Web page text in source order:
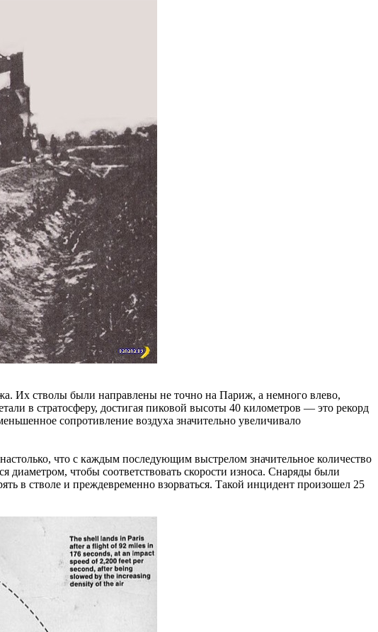
Их стволы были направлены не точно на Париж, а немного влево,
в стратосферу, достигая пиковой высоты 40 километров — это рекорд
сопротивление воздуха значительно увеличивало
что с каждым последующим выстрелом значительное количество
диаметром, чтобы соответствовать скорости износа. Снаряды были
в стволе и преждевременно взорваться. Такой инцидент произошел 25